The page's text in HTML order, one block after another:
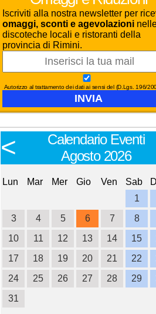
Iscriviti alla nostra newsletter per
omaggi, sconti e agevolazioni
discoteche locali e ristoranti della
provincia di Rimini.
Autorizzo al trattamento dei dati ai sensi del (D.Lgs. 196/
<
Calendario Eventi
Agosto 2026
Lun Mar Mer Gio Ven Sab
1
3
4 5 6 7 8
10
11 12 13 14 15
17
18 19 20 21 22
24
25 26 27 28 29
31